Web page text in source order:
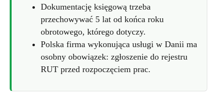
Dokumentację księgową trzeba
przechowywać 5 lat od końca roku
obrotowego, którego dotyczy.
Polska firma wykonująca usługi w Danii ma
osobny obowiązek: zgłoszenie do rejestru
RUT przed rozpoczęciem prac.